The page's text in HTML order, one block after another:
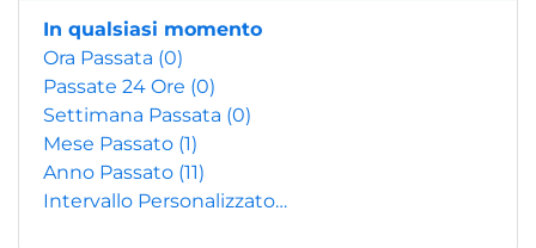
In qualsiasi momento
Ora Passata (0)
Passate 24 Ore (0)
Settimana Passata (0)
Mese Passato (1)
Anno Passato (11)
Intervallo Personalizzato…